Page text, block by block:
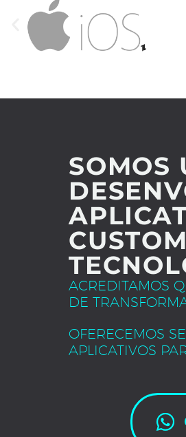
SOMOS
ACREDITAMOS
DE
OFERECEMOS
APLICATIVOS